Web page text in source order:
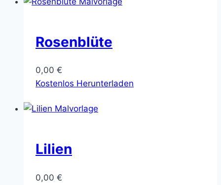
Rosenblüte
0,00 €
Kostenlos Herunterladen
Lilien
0,00 €